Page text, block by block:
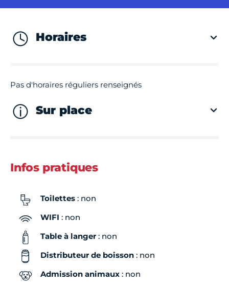
Horaires
Pas d'horaires réguliers renseignés
Sur place
Infos pratiques
Toilettes : non
WIFI : non
Table à langer: non
Distributeur de boisson : non
Admission animaux : non